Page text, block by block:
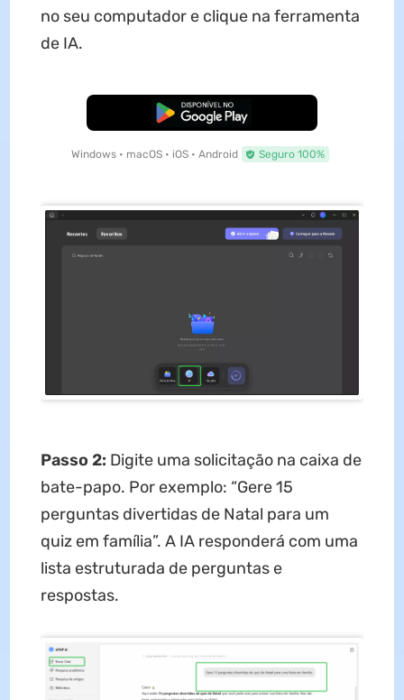
no seu computador e clique na ferramenta
de IA.
Baixar Grátis
Windows • macOS • iOS • Android Seguro 100%
Passo 2: Digite uma solicitação na caixa de
bate-papo. Por exemplo: “Gere 15
perguntas divertidas de Natal para um
quiz em família”. A IA responderá com uma
lista estruturada de perguntas e
respostas.